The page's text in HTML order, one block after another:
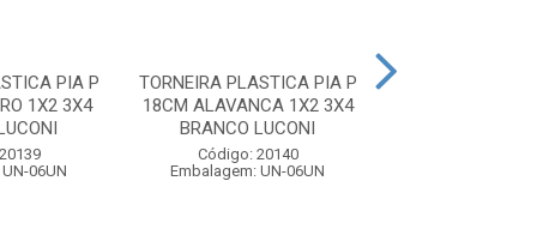
PIA P
1X2 3X4
06UN
TORNEIRA PLASTICA PIA P
18CM ALAVANCA 1X2 3X4
BRANCO LUCONI
Código: 20140
Embalagem: UN-06UN